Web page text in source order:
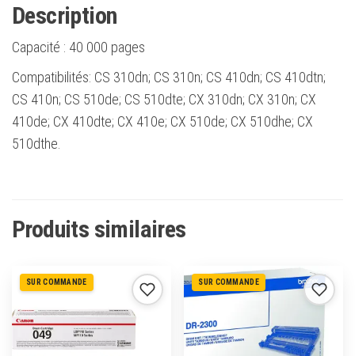
Description
Capacité : 40 000 pages
Compatibilités: CS 310dn; CS 310n; CS 410dn; CS 410dtn;
CS 410n; CS 510de; CS 510dte; CX 310dn; CX 310n; CX
410de; CX 410dte; CX 410e; CX 510de; CX 510dhe; CX
510dthe.
Produits similaires
SUR COMMANDE SUR COMMANDE